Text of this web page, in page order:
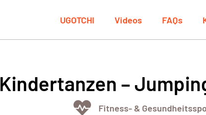
UGOTCHI Videos FAQs
Kindertanzen –
Fitness- &